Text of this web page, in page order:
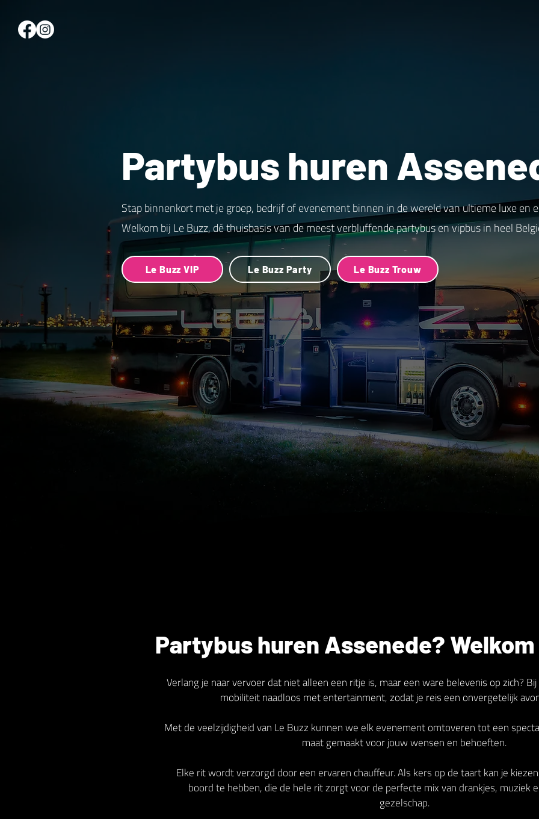
Partybus huren
Stap binnenkort met je groep, bedrijf of evenement binnen in de wereld van ultieme luxe en
Welkom bij Le Buzz, dé thuisbasis van de meest verbluffende partybus en vipbus in heel
Le Buzz VIP Le Buzz Party Le Buzz Trouw
Partybus huren Assenede?
Verlang je naar vervoer dat niet alleen een ritje is, maar een ware belevenis op zich?
mobiliteit naadloos met entertainment, zodat je reis een onvergetelijk
Met de veelzijdigheid van Le Buzz kunnen we elk evenement omtoveren tot een
maat gemaakt voor jouw wensen en behoeften.
Elke rit wordt verzorgd door een ervaren chauffeur. Als kers op de taart kan je
boord te hebben, die de hele rit zorgt voor de perfecte mix van drankjes, muziek
gezelschap.